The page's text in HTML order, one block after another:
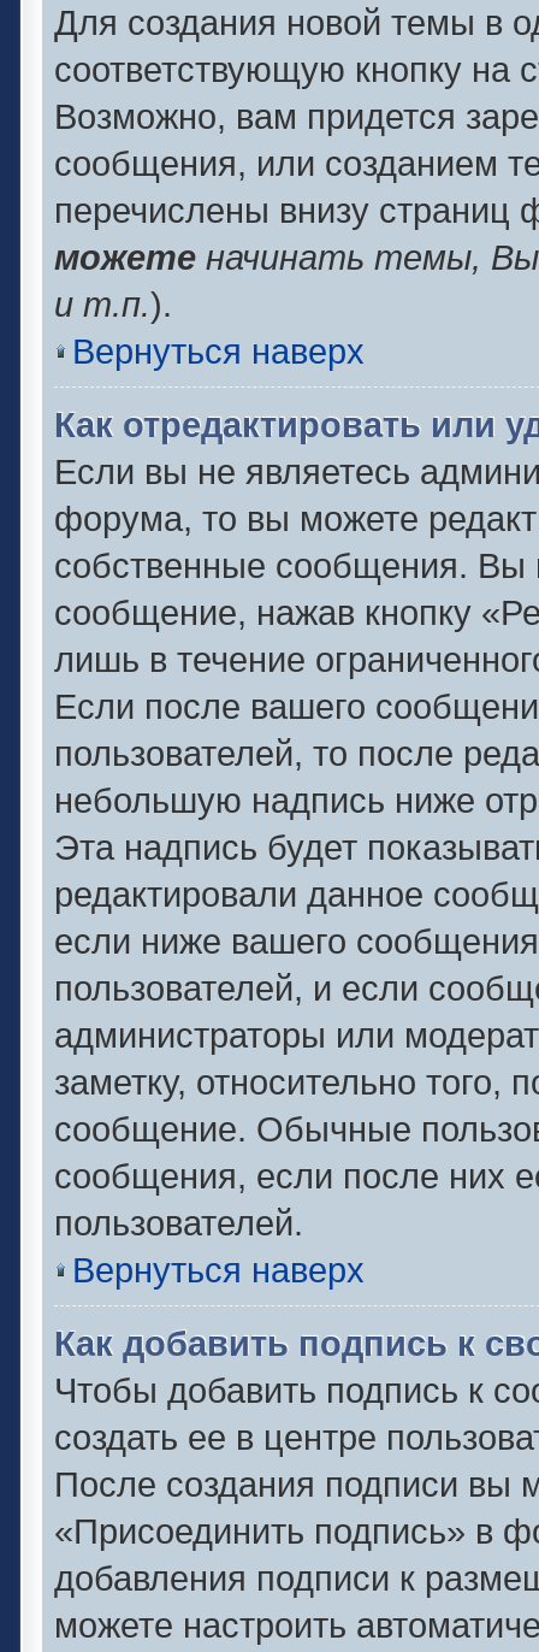
Для создания новой темы в
соответствующую кнопку
Возможно, вам придется
сообщения, или созданием
перечислены внизу
можете начинать темы,
и т.п.).
Вернуться наверх
Как отредактировать или
Если вы не являетесь
форума, то вы можете
собственные сообщения. Вы
сообщение, нажав кнопку
лишь в течение
Если после вашего
пользователей, то после
небольшую надпись ниже
Эта надпись будет
редактировали данное
если ниже вашего
пользователей, и если
администраторы или
заметку, относительно
сообщение. Обычные
сообщения, если после них
пользователей.
Вернуться наверх
Как добавить подпись к
Чтобы добавить подпись к
создать ее в центре
После создания подписи вы
«Присоединить подпись» в
добавления подписи к
можете настроить